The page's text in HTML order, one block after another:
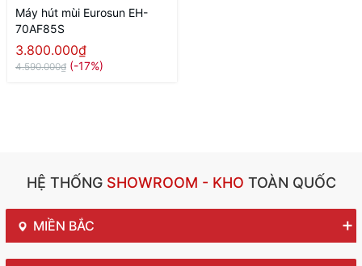
Máy hút mùi Eurosun EH-
70AF85S
3.800.000₫
4.590.000₫ (-17%)
HỆ THỐNGSHOWROOM - KHO TOÀN QUỐC
MIỀN BẮC